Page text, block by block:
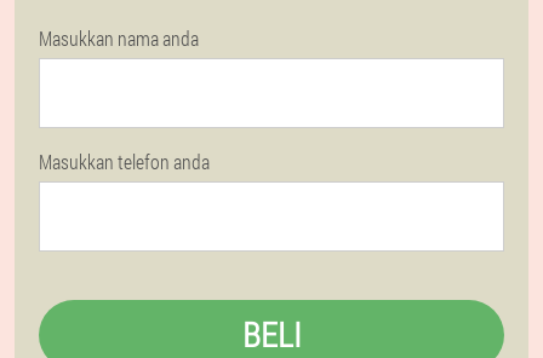
Masukkan nama anda
Masukkan telefon anda
BELI